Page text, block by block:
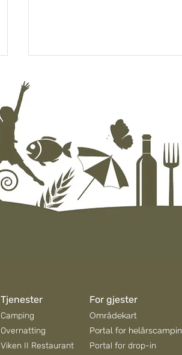
Hva skjer i Evjua i august?
Tjenester
Camping
Overnatting
Viken II Restaurant
For gjester
Områdekart
Portal for
Portal for drop-in